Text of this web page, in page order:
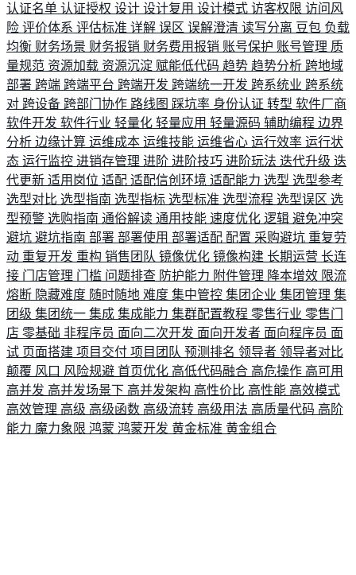
认证名单 认证授权 设计 设计复用 设计模式 访客权限 访问风
险 评价体系 评估标准 详解 误区 误解澄清 读写分离 豆包 负载
均衡 财务场景 财务报销 财务费用报销 账号保护 账号管理 质
量规范 资源加载 资源沉淀 赋能低代码 趋势 趋势分析 跨地域
部署 跨端 跨端平台 跨端开发 跨端统一开发 跨系统业 跨系统
对 跨设备 跨部门协作 路线图 踩坑率 身份认证 转型 软件厂商
软件开发 软件行业 轻量化 轻量应用 轻量源码 辅助编程 边界
分析 边缘计算 运维成本 运维技能 运维省心 运行效率 运行状
态 运行监控 进销存管理 进阶 进阶技巧 进阶玩法 迭代升级 迭
代更新 适用岗位 适配 适配信创环境 适配能力 选型 选型参考
选型对比 选型指南 选型指标 选型标准 选型流程 选型误区 选
型预警 选购指南 通俗解读 通用技能 速度优化 逻辑 避免冲突
避坑 避坑指南 部署 部署使用 部署适配 配置 采购避坑 重复劳
动 重复开发 重构 销售团队 镜像优化 镜像构建 长期运营 长连
接 门店管理 门槛 问题排查 防护能力 附件管理 降本增效 限流
熔断 隐藏难度 随时随地 难度 集中管控 集团企业 集团管理 集
团级 集团统一 集成 集成能力 集群配置教程 零售行业 零售门
店 零基础 非程序员 面向二次开发 面向开发者 面向程序员 面
试 页面搭建 项目交付 项目团队 预测排名 领导者 领导者对比
颠覆 风口 风险规避 首页优化 高低代码融合 高危操作 高可用
高并发 高并发场景下 高并发架构 高性价比 高性能 高效模式
高效管理 高级 高级函数 高级流转 高级用法 高质量代码 高阶
能力 魔力象限 鸿蒙 鸿蒙开发 黄金标准 黄金组合